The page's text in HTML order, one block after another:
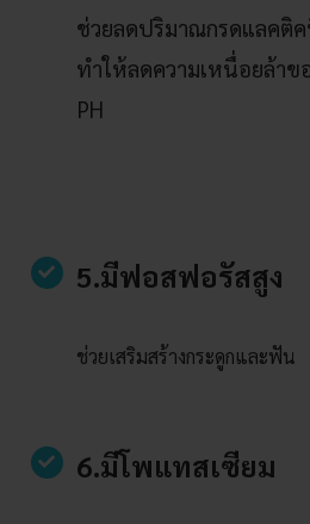
ช่วยลดปริมาณกรดแลคติ
ทำให้ลดความเหนื่อยล้าข
PH
5.มีฟอสฟอรัสสูง
ช่วยเสริมสร้างกระดูกและฟัน
6.มีโพแทสเซียม